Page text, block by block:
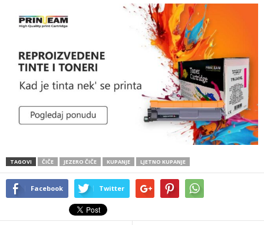
TAGOVI ČIČE JEZERO ČIČE KUPANJE LJETNO KUPANJE
Facebook Twitter